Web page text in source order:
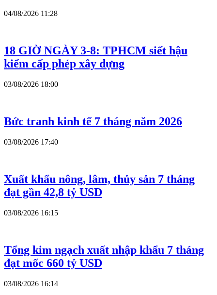
04/08/2026 11:28
18 GIỜ NGÀY 3-8: TPHCM siết hậu
kiểm cấp phép xây dựng
03/08/2026 18:00
Bức tranh kinh tế 7 tháng năm 2026
03/08/2026 17:40
Xuất khẩu nông, lâm, thủy sản 7 tháng
đạt gần 42,8 tỷ USD
03/08/2026 16:15
Tổng kim ngạch xuất nhập khẩu 7 tháng
đạt mốc 660 tỷ USD
03/08/2026 16:14